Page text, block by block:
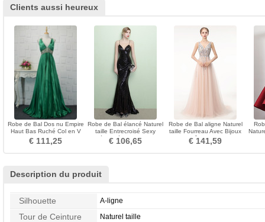
Clients aussi heureux
Robe de Bal Dos nu Empire
Haut Bas Ruché Col en V
Sans Manches
€ 111,25
Robe de Bal élancé Naturel
taille Entrecroisé Sexy
Décolleté Dans le Dos
€ 106,65
Robe de Bal aligne Naturel
taille Fourreau Avec Bijoux
Traîne Courte
€ 141,59
Description du produit
Silhouette A-ligne
Tour de Ceinture Naturel taille